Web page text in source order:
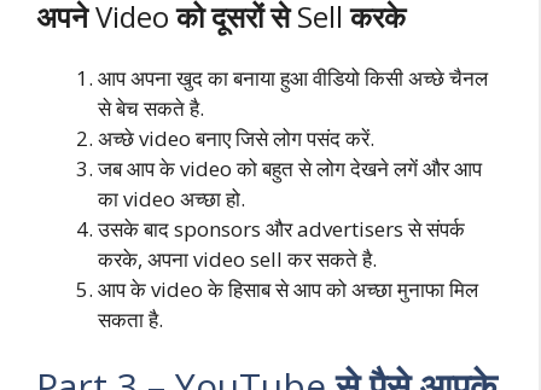
अपनेVideoको दूसरों सेSellकरके
आप अपना खुद का बनाया हुआ वीडियो किसी अच्छे चैनल
से बेच सकते है.
अच्छे video बनाए जिसे लोग पसंद करें.
जब आप के video को बहुत से लोग देखने लगें और आप
का video अच्छा हो.
उसके बाद sponsors और advertisers से संपर्क
करके, अपना video sell कर सकते है.
आप के video के हिसाब से आप को अच्छा मुनाफा मिल
सकता है.